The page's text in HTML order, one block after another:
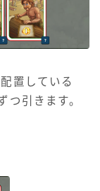
置している
引きます。